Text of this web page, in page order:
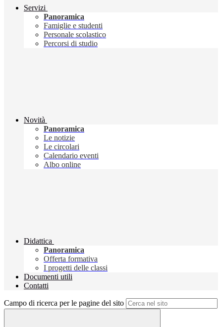
Servizi
Panoramica
Famiglie e studenti
Personale scolastico
Percorsi di studio
Novità
Panoramica
Le notizie
Le circolari
Calendario eventi
Albo online
Didattica
Panoramica
Offerta formativa
I progetti delle classi
Documenti utili
Contatti
Campo di ricerca per le pagine del sito